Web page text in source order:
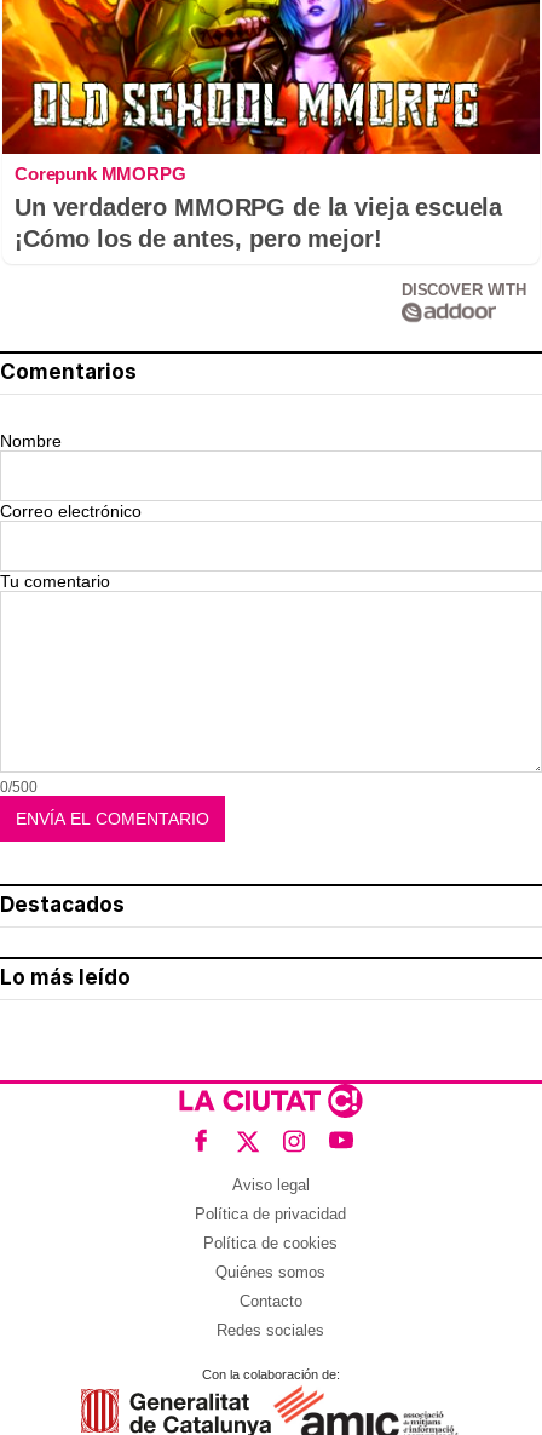
Corepunk MMORPG
Un verdadero MMORPG de la vieja escuela
¡Cómo los de antes, pero mejor!
DISCOVER WITH
Comentarios
Nombre
Correo electrónico
Tu comentario
0/500
Destacados
Lo más leído
Aviso legal
Política de privacidad
Política de cookies
Quiénes somos
Contacto
Redes sociales
Con la colaboración de: